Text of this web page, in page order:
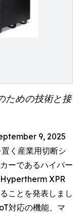
ための技術と接
9, 2025
く産業用切断シ
ーであるハイパー
XPR
ことを発表しまし
対応の機能、マ